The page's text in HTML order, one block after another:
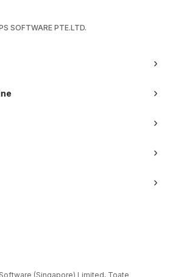
SOFTWARE PTE.LTD.
(Singapore) Limited, Toate